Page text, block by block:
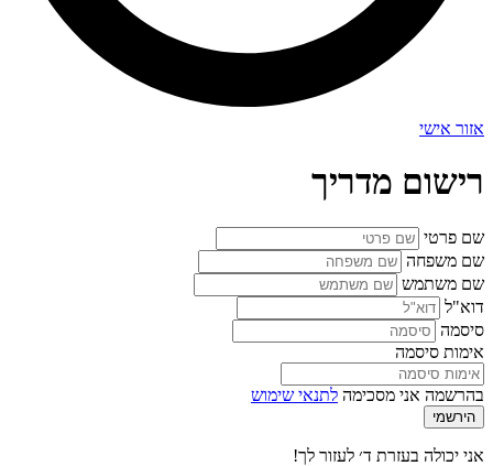
אזור אישי
רישום מדריך
שם פרטי
שם משפחה
שם משתמש
דוא"ל
סיסמה
אימות סיסמה
בהרשמה אני מסכימה לתנאי שימוש
הירשמי
אני יכולה בעזרת ד׳ לעזור לך!